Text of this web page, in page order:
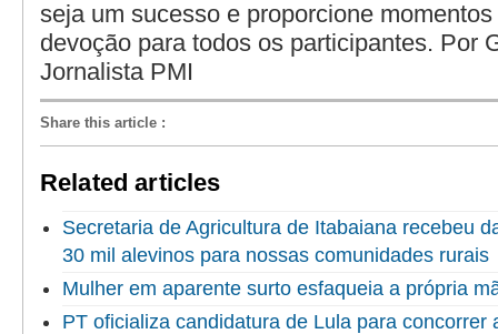
seja um sucesso e proporcione
devoção para todos os participantes. Por
Jornalista PMI
Share this article :
Related articles
Secretaria de Agricultura de Itabaiana recebeu
30 mil alevinos para nossas comunidades rurais
Mulher em aparente surto esfaqueia a própria
PT oficializa candidatura de Lula para concorrer